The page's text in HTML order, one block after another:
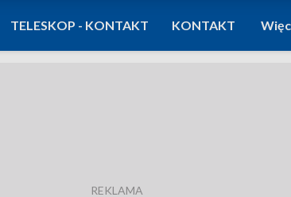
TELESKOP - KONTAKT KONTAKT